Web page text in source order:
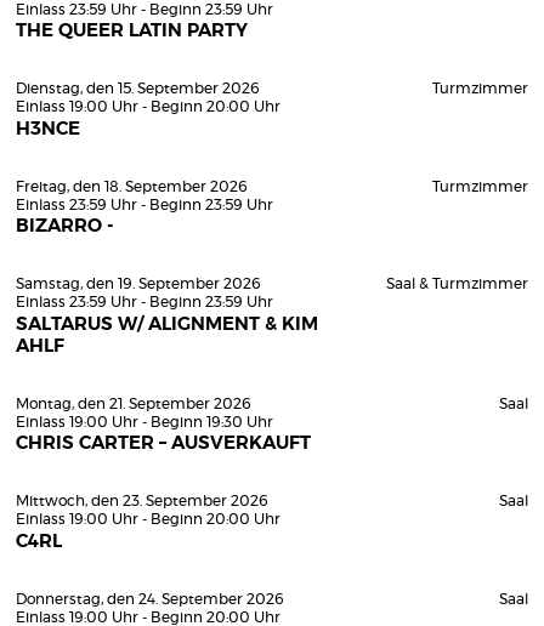
Einlass 23:59 Uhr - Beginn 23:59 Uhr
THE QUEER LATIN PARTY
Dienstag, den 15. September 2026
Einlass 19:00 Uhr - Beginn 20:00 Uhr
H3NCE
Turmzimmer
Freitag, den 18. September 2026
Einlass 23:59 Uhr - Beginn 23:59 Uhr
BIZARRO -
Turmzimmer
Samstag, den 19. September 2026
Einlass 23:59 Uhr - Beginn 23:59 Uhr
SALTARUS W/ ALIGNMENT & KIM
AHLF
Saal & Turmzimmer
Montag, den 21. September 2026
Einlass 19:00 Uhr - Beginn 19:30 Uhr
CHRIS CARTER – AUSVERKAUFT
Saal
Mittwoch, den 23. September 2026
Einlass 19:00 Uhr - Beginn 20:00 Uhr
C4RL
Saal
Donnerstag, den 24. September 2026
Einlass 19:00 Uhr - Beginn 20:00 Uhr
Saal